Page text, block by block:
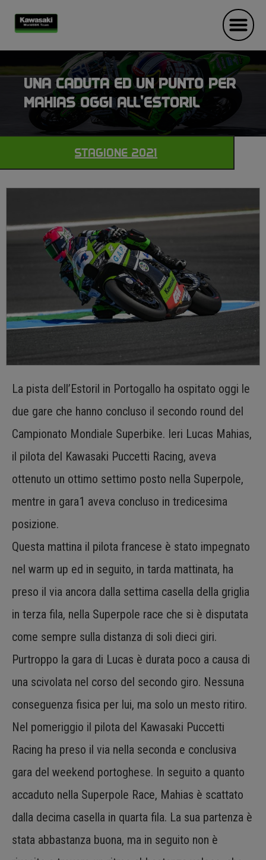
UNA CADUTA ED UN PUNTO PER
MAHIAS OGGI ALL’ESTORIL
STAGIONE 2021
La pista dell’Estoril in Portogallo ha ospitato oggi le
due gare che hanno concluso il secondo round del
Campionato Mondiale Superbike. Ieri Lucas Mahias,
il pilota del Kawasaki Puccetti Racing, aveva
ottenuto un ottimo settimo posto nella Superpole,
mentre in gara1 aveva concluso in tredicesima
posizione.
Questa mattina il pilota francese è stato impegnato
nel warm up ed in seguito, in tarda mattinata, ha
preso il via ancora dalla settima casella della griglia
in terza fila, nella Superpole race che si è disputata
come sempre sulla distanza di soli dieci giri.
Purtroppo la gara di Lucas è durata poco a causa di
una scivolata nel corso del secondo giro. Nessuna
conseguenza fisica per lui, ma solo un mesto ritiro.
Nel pomeriggio il pilota del Kawasaki Puccetti
Racing ha preso il via nella seconda e conclusiva
gara del weekend portoghese. In seguito a quanto
accaduto nella Superpole Race, Mahias è scattato
dalla decima casella in quarta fila. La sua partenza è
stata abbastanza buona, ma in seguito non è